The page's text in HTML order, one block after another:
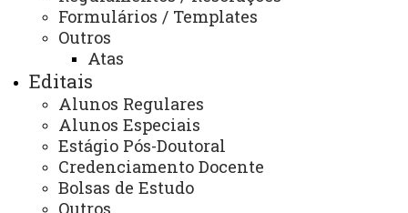
Formulários / Templates
Outros
Atas
Editais
Alunos Regulares
Alunos Especiais
Estágio Pós-Doutoral
Credenciamento Docente
Bolsas de Estudo
Outros
Colheita Acessível para Pequenos
Agricultores
2025